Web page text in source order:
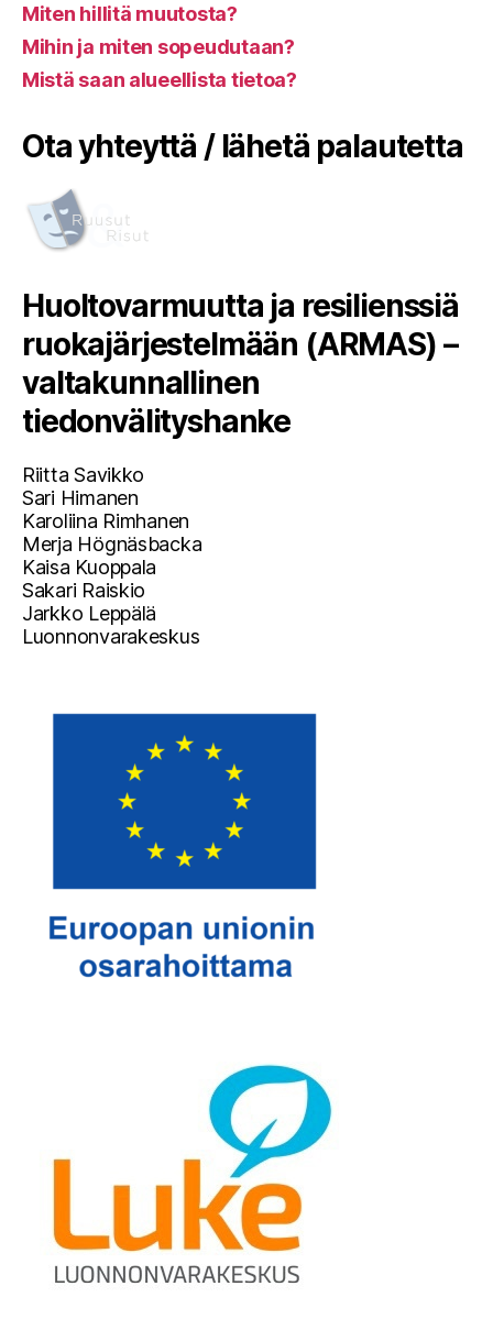
Miten hillitä muutosta?
Mihin ja miten sopeudutaan?
Mistä saan alueellista tietoa?
Ota yhteyttä / lähetä palautetta
Huoltovarmuutta ja resilienssiä
ruokajärjestelmään (ARMAS) –
valtakunnallinen
tiedonvälityshanke
Riitta Savikko
Sari Himanen
Karoliina Rimhanen
Merja Högnäsbacka
Kaisa Kuoppala
Sakari Raiskio
Jarkko Leppälä
Luonnonvarakeskus